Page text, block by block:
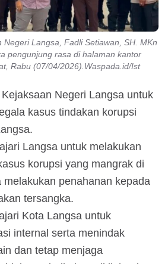
Negeri Langsa, Fadli Setiawan, SH. MKn
pengunjung rasa di halaman kantor
Rabu (07/04/2026).Waspada.id/Ist
Negeri Langsa untuk
kasus tindakan korupsi
Langsa untuk melakukan
korupsi yang mangrak di
melakukan penahanan kepada
tersangka.
Kota Langsa untuk
internal serta menindak
dan tetap menjaga